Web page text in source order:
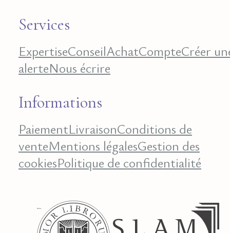
Services
ExpertiseConseilAchatCompteCréer
alerteNous écrire
Informations
PaiementLivraisonConditions de
venteMentions légalesGestion des
cookiesPolitique de confidentialité